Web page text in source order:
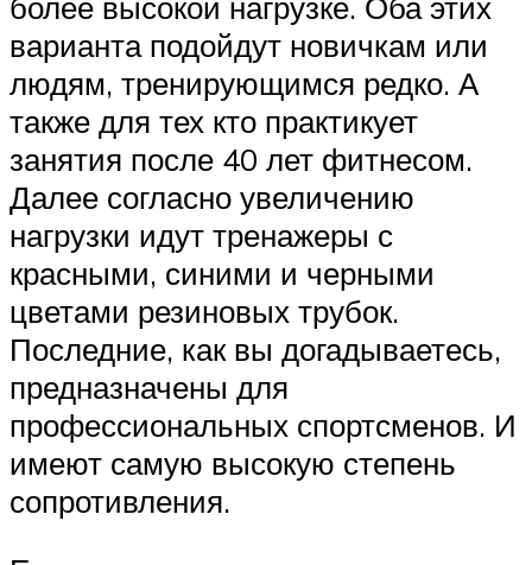
более высокой нагрузке. Оба этих
варианта подойдут новичкам или
людям, тренирующимся редко. А
также для тех кто практикует
занятия после 40 лет фитнесом.
Далее согласно увеличению
нагрузки идут тренажеры с
красными, синими и черными
цветами резиновых трубок.
Последние, как вы догадываетесь,
предназначены для
профессиональных спортсменов. И
имеют самую высокую степень
сопротивления.